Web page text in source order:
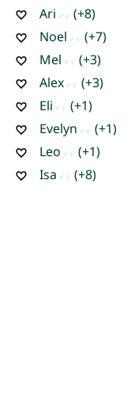
Ari
(+8)
Noel
(+7)
Mel
(+3)
Alex
(+3)
Eli
(+1)
Evelyn
(+1)
Leo
(+1)
Isa
(+8)